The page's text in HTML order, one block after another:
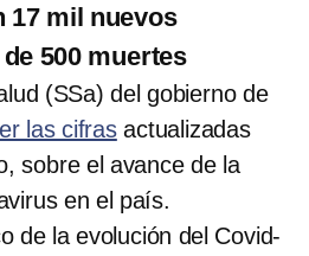
17 mil nuevos
500 muertes
(SSa) del gobierno de
las cifrasactualizadas
sobre el avance de la
en el país.
de la evolución del Covid-